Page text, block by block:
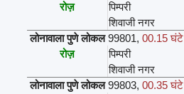
रोज़
पिम्परी
शिवाजी नगर
लोनावाला पुणे लोकल 99801,00.15 घंटे
रोज़
पिम्परी
शिवाजी नगर
लोनावाला पुणे लोकल 99803,00.35 घंटे